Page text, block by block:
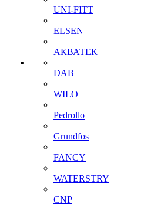
UNI-FITT
ELSEN
АКВАТЕК
DAB
WILO
Pedrollo
Grundfos
FANCY
WATERSTRY
CNP